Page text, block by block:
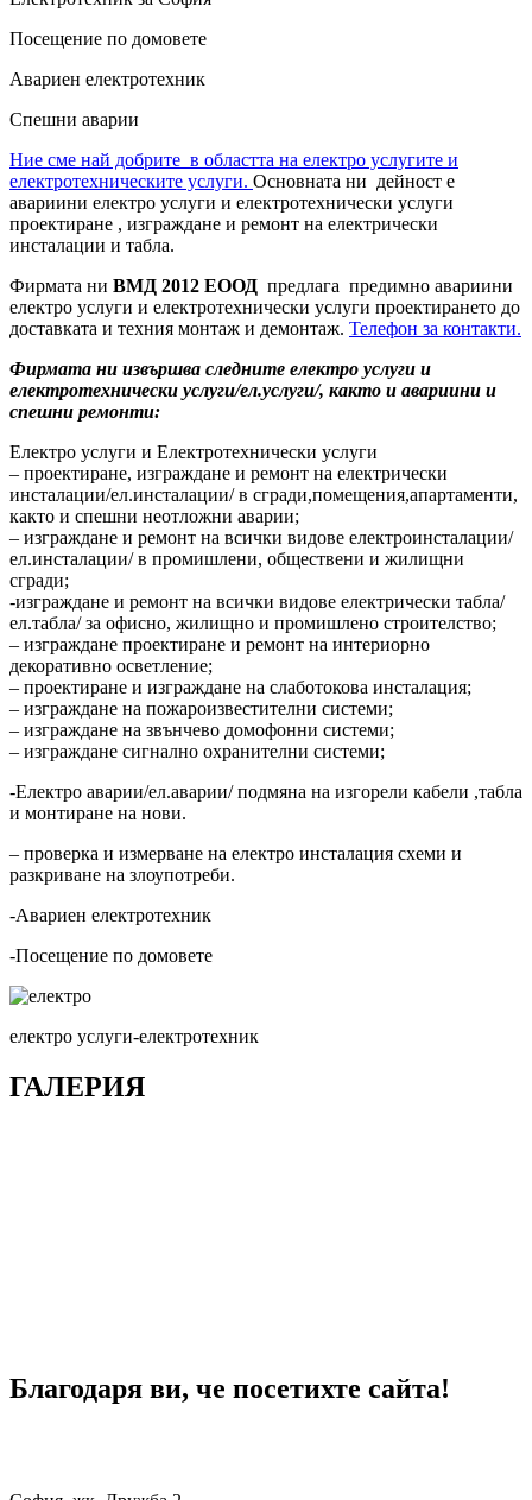
Посещение по домовете
Авариен електротехник
Спешни аварии
Ние сме най добрите в областта на електро услугите и
електротехническите услуги. Основната ни дейност е
авариини електро услуги и електротехнически услуги
проектиране , изграждане и ремонт на електрически
инсталации и табла.
Фирмата ни ВМД 2012 ЕООД предлага предимно авариини
електро услуги и електротехнически услуги проектирането до
доставката и техния монтаж и демонтаж. Телефон за контакти.
Фирмата ни извършва следните електро услуги и
електротехнически услуги/ел.услуги/, както и авариини и
спешни ремонти:
Електро услуги и Електротехнически услуги
– проектиране, изграждане и ремонт на електрически
инсталации/ел.инсталации/ в сгради,помещения,апартаменти,
както и спешни неотложни аварии;
– изграждане и ремонт на всички видове електроинсталации/
ел.инсталации/ в промишлени, обществени и жилищни
сгради;
-изграждане и ремонт на всички видове електрически табла/
ел.табла/ за офисно, жилищно и промишлено строителство;
– изграждане проектиране и ремонт на интериорно
декоративно осветление;
– проектиране и изграждане на слаботокова инсталация;
– изграждане на пожароизвестителни системи;
– изграждане на звънчево домофонни системи;
– изграждане сигнално охранителни системи;
-Електро аварии/ел.аварии/ подмяна на изгорели кабели ,табла
и монтиране на нови.
– проверка и измерване на електро инсталация схеми и
разкриване на злоупотреби.
-Авариен електротехник
-Посещение по домовете
електро услуги-електротехник
ГАЛЕРИЯ
Благодаря ви, че посетихте сайта!